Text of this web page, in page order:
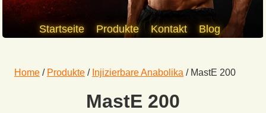
Startseite Produkte Kontakt Blog
Home / Produkte / Injizierbare Anabolika / MastE 200
MastE 200